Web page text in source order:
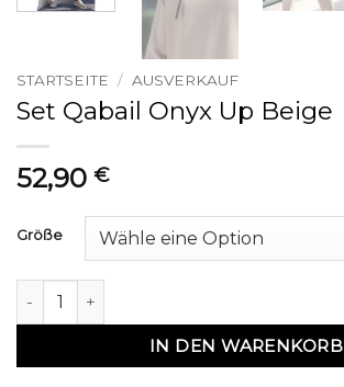
STARTSEITE / AUSVERKAUF
Set Qabail Onyx Up Beige
52,90 €
Größe
Ensemble qabail onyx up beige Menge
IN DEN WARENKORB